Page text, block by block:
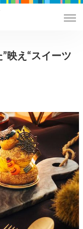
映え“スイーツ